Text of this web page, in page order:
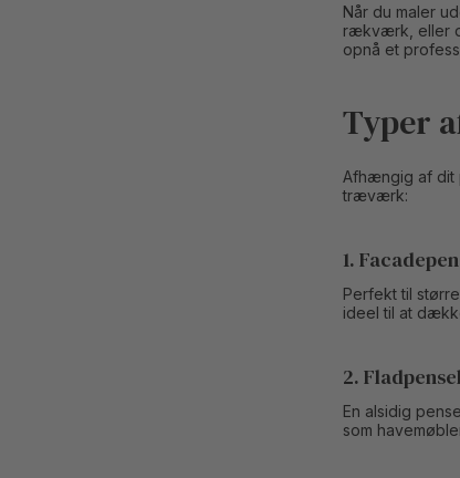
Når du maler
rækværk, eller
opnå et
Typer
Afhængig af dit
træværk:
1.
Perfekt til
ideel til at
2. Fladpensel
En alsidig
som